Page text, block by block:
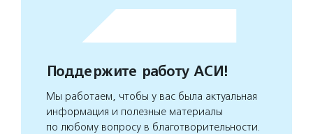
Поддержите работу АСИ!
Мы работаем, чтобы у вас была актуальная
информация и полезные материалы
по любому вопросу в благотворительности.